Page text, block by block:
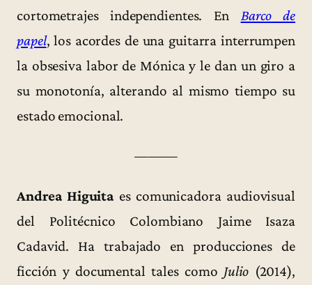
cortometrajes independientes. En Barco de
papel, los acordes de una guitarra interrumpen
la obsesiva labor de Mónica y le dan un giro a
su monotonía, alterando al mismo tiempo su
estado emocional.
———
Andrea Higuitaes comunicadora audiovisual
del Politécnico Colombiano Jaime Isaza
Cadavid. Ha trabajado en producciones de
ficción y documental tales como Julio (2014),